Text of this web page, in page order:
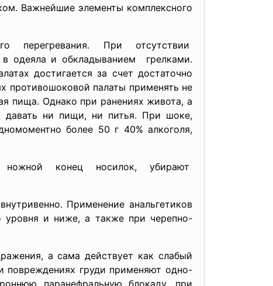
Важнейшие элементы комплексного
При отсутствии
в одеяла иобкладыванием грелками.
достигается за счет достаточно
противошоковой палаты применять не
пища. Однако при ранениях живота, а
давать ни пищи, ни питья. При шоке,
более 50 г 40% алкоголя,
конец носилок, убирают
Применение анальгетиков
уровня и ниже, а также при черепно-
а сама действует как слабый
повреждениях груди применяют одно-
паранефральную блокаду, при